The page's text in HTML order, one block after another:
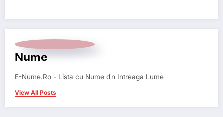
Nume
E-Nume.Ro - Lista cu Nume din Intreaga Lume
View All Posts